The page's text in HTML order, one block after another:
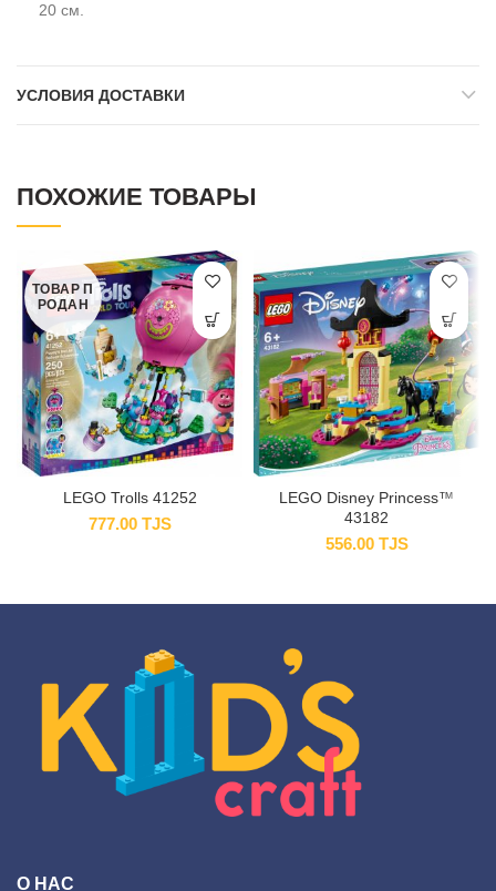
20 см.
УСЛОВИЯ ДОСТАВКИ
ПОХОЖИЕ ТОВАРЫ
ТОВАР П
РОДАН
LEGO Trolls 41252
777.00 TJS
LEGO Disney Princess™
43182
556.00 TJS
О НАС